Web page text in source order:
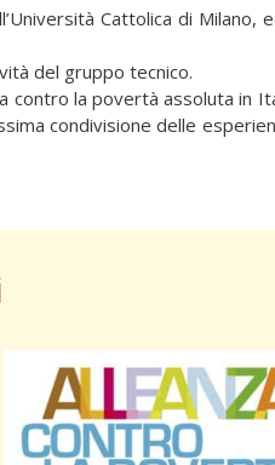
Cattolica di Milano,
del gruppo tecnico.
contro la povertà assoluta in
condivisione delle